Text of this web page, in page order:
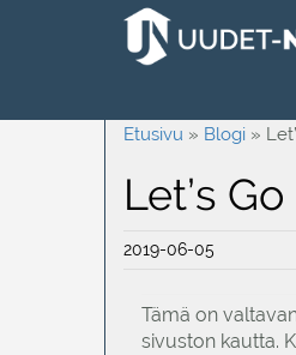
Etusivu » Blogi »
Let’s
2019-06-05
Tämä on
sivuston kautta.